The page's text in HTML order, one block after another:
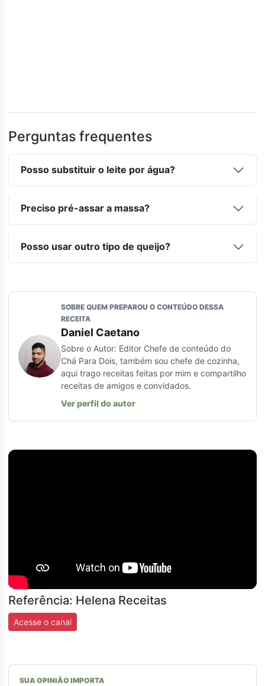
Perguntas frequentes
Posso substituir o leite por água?
Preciso pré-assar a massa?
Posso usar outro tipo de queijo?
SOBRE QUEM PREPAROU O CONTEÚDO DESSA
RECEITA
Daniel Caetano
Sobre o Autor: Editor Chefe de conteúdo do
Chá Para Dois, também sou chefe de cozinha,
aqui trago receitas feitas por mim e compartilho
receitas de amigos e convidados.
Ver perfil do autor
Referência: Helena Receitas
Acesse o canal
SUA OPINIÃO IMPORTA